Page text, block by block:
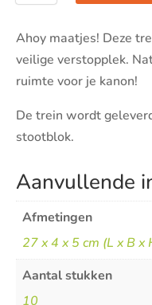
aantal
Ahoy maatjes! Deze
veilige verstopplek.
ruimte voor je kanon!
De trein wordt
stootblok.
Aanvullende
Afmetingen
27 x 4 x 5 cm (L x B x
Aantal stukken
10